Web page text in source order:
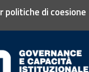
politiche di coesione